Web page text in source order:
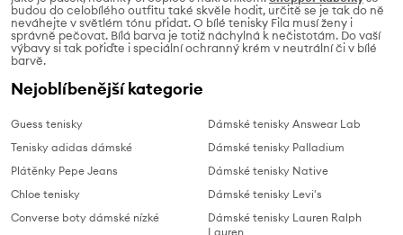
budou do celobílého outfitu také skvěle hodit, určitě se je tak do ně
neváhejte v světlém tónu přidat. O bílé tenisky Fila musí ženy i
správně pečovat. Bílá barva je totiž náchylná k nečistotám. Do vaší
výbavy si tak pořiďte i speciální ochranný krém v neutrální či v bílé
barvě.
Nejoblíbenější kategorie
Guess tenisky
Tenisky adidas dámské
Plátěnky Pepe Jeans
Chloe tenisky
Converse boty dámské nízké
Dámské tenisky Answear Lab
Dámské tenisky Palladium
Dámské tenisky Native
Dámské tenisky Levi's
Dámské tenisky Lauren Ralph
Lauren